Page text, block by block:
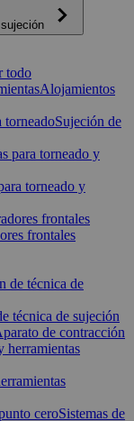
todo
Alojamientos
Sujeción de
torneado y
frontales
técnica de sujeción
de contracción
Sistemas de